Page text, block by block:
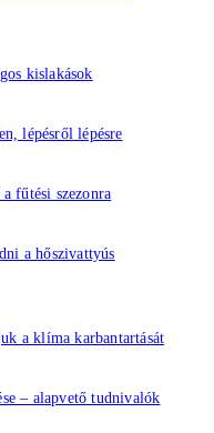
kislakások
lépésről lépésre
fűtési szezonra
a hőszivattyús
a klíma karbantartását
– alapvető tudnivalók